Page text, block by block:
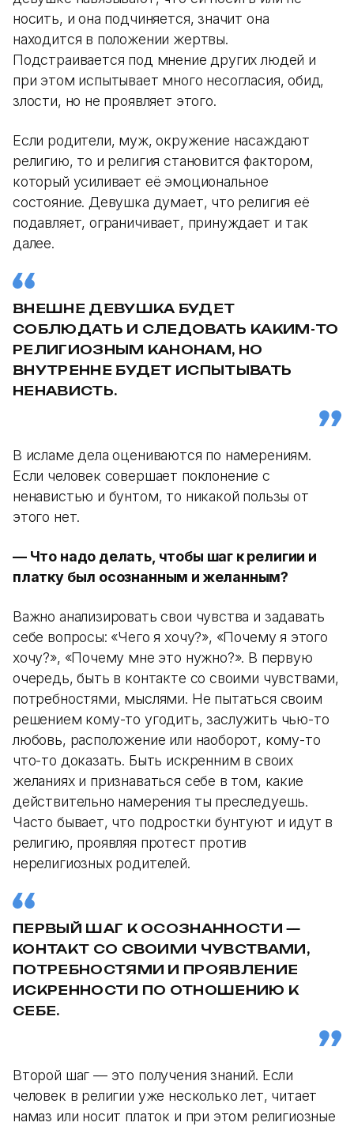
носить, и она подчиняется, значит она
находится в положении жертвы.
Подстраивается под мнение других людей и
при этом испытывает много несогласия, обид,
злости, но не проявляет этого.
Если родители, муж, окружение насаждают
религию, то и религия становится фактором,
который усиливает её эмоциональное
состояние. Девушка думает, что религия её
подавляет, ограничивает, принуждает и так
далее.
ВНЕШНЕ ДЕВУШКА БУДЕТ
СОБЛЮДАТЬ И СЛЕДОВАТЬ КАКИМ-ТО
РЕЛИГИОЗНЫМ КАНОНАМ, НО
ВНУТРЕННЕ БУДЕТ ИСПЫТЫВАТЬ
НЕНАВИСТЬ.
В исламе дела оцениваются по намерениям.
Если человек совершает поклонение с
ненавистью и бунтом, то никакой пользы от
этого нет.
— Что надо делать, чтобы шаг к религии и
платку был осознанным и желанным?
Важно анализировать свои чувства и задавать
себе вопросы: «Чего я хочу?», «Почему я этого
хочу?», «Почему мне это нужно?». В первую
очередь, быть в контакте со своими чувствами,
потребностями, мыслями. Не пытаться своим
решением кому-то угодить, заслужить чью-то
любовь, расположение или наоборот, кому-то
что-то доказать. Быть искренним в своих
желаниях и признаваться себе в том, какие
действительно намерения ты преследуешь.
Часто бывает, что подростки бунтуют и идут в
религию, проявляя протест против
нерелигиозных родителей.
ПЕРВЫЙ ШАГ К ОСОЗНАННОСТИ —
КОНТАКТ СО СВОИМИ ЧУВСТВАМИ,
ПОТРЕБНОСТЯМИ И ПРОЯВЛЕНИЕ
ИСКРЕННОСТИ ПО ОТНОШЕНИЮ К
СЕБЕ.
Второй шаг — это получения знаний. Если
человек в религии уже несколько лет, читает
намаз или носит платок и при этом религиозные